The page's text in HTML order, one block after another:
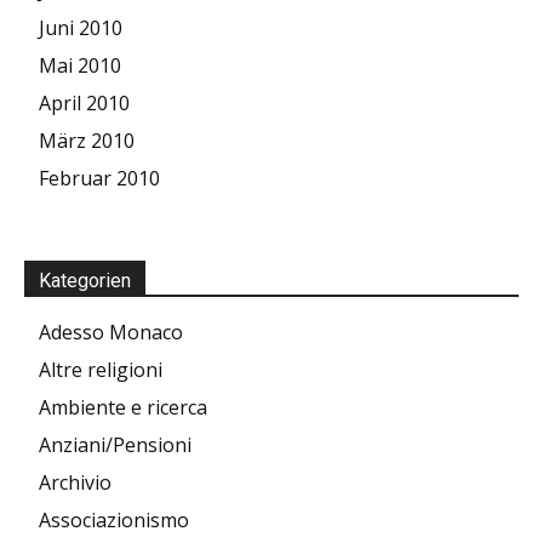
Juni 2010
Mai 2010
April 2010
März 2010
Februar 2010
Kategorien
Adesso Monaco
Altre religioni
Ambiente e ricerca
Anziani/Pensioni
Archivio
Associazionismo